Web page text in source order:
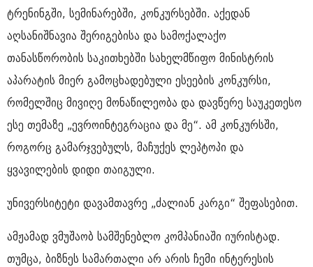
ტრენინგში, სემინარებში, კონკურსებში. აქედან
აღსანიშნავია შერიგებისა და სამოქალაქო
თანასწორობის საკითხებში სახელმწიფო მინისტრის
აპარატის მიერ გამოცხადებული ესეების კონკურსი,
რომელშიც მივიღე მონაწილეობა და დავწერე საუკეთესო
ესე თემაზე „ევროინტეგრაცია და მე“. ამ კონკურსში,
როგორც გამარჯვებულს, მაჩუქეს ლეპტოპი და
ყვავილების დიდი თაიგული.
უნივერსიტეტი დავამთავრე „ძალიან კარგი“ შეფასებით.
ამჟამად ვმუშაობ სამშენებლო კომპანიაში იურისტად.
თუმცა, ბიზნეს სამართალი არ არის ჩემი ინტერესის